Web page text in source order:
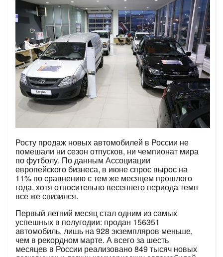
Росту продаж новых автомобилей в России не
помешали ни сезон отпусков, ни чемпионат мира
по футболу. По данным Ассоциации
европейского бизнеса, в июне спрос вырос на
11% по сравнению с тем же месяцем прошлого
года, хотя относительно весеннего периода темп
все же снизился.
Первый летний месяц стал одним из самых
успешных в полугодии: продан 156351
автомобиль, лишь на 928 экземпляров меньше,
чем в рекордном марте. А всего за шесть
месяцев в России реализовано 849 тысяч новых